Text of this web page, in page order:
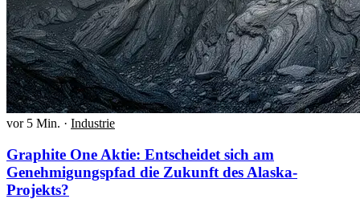
vor 5 Min. · Industrie
Graphite One Aktie: Entscheidet sich am
Genehmigungspfad die Zukunft des Alaska-
Projekts?